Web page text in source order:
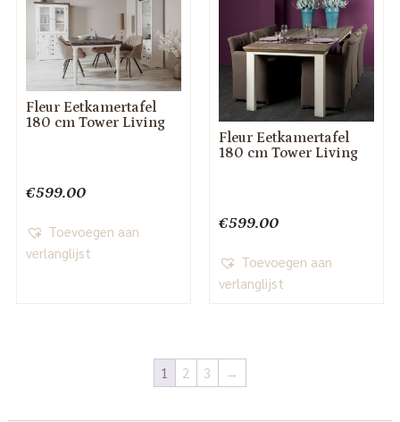
Fleur Eetkamertafel
180 cm Tower Living
€599.00
Toevoegen aan
verlanglijst
Fleur Eetkamertafel
180 cm Tower Living
€599.00
Toevoegen aan
verlanglijst
1 2 3 →